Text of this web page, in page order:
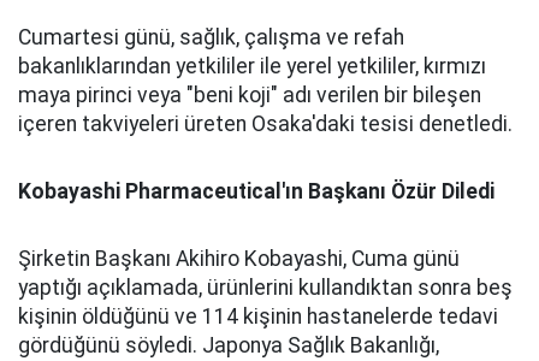
Cumartesi günü, sağlık, çalışma ve refah
bakanlıklarından yetkililer ile yerel yetkililer, kırmızı
maya pirinci veya "beni koji" adı verilen bir bileşen
içeren takviyeleri üreten Osaka'daki tesisi denetledi.
Kobayashi Pharmaceutical'ın Başkanı Özür Diledi
Şirketin Başkanı Akihiro Kobayashi, Cuma günü
yaptığı açıklamada, ürünlerini kullandıktan sonra beş
kişinin öldüğünü ve 114 kişinin hastanelerde tedavi
gördüğünü söyledi. Japonya Sağlık Bakanlığı,